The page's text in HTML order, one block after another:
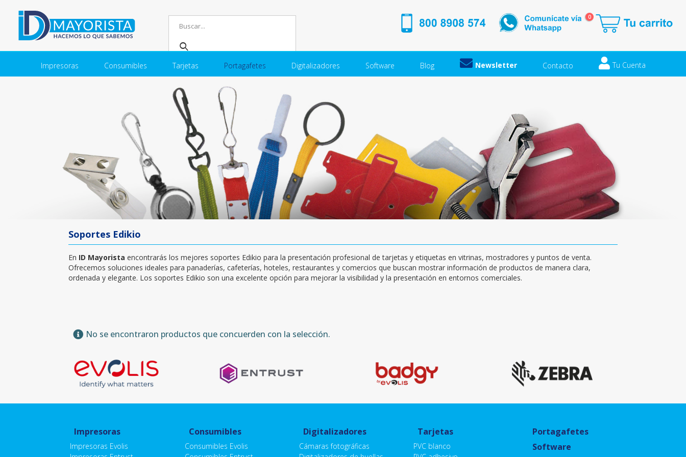
0
Impresoras Consumibles Tarjetas Portagafetes Digitalizadores Software Blog Newsletter Contacto Tu Cuenta
Soportes Edikio
En ID Mayorista encontrarás los mejores soportes Edikio para la presentación profesional de tarjetas y etiquetas en vitrinas, mostradores y puntos de venta.
Ofrecemos soluciones ideales para panaderías, cafeterías, hoteles, restaurantes y comercios que buscan mostrar información de productos de manera clara,
ordenada y elegante. Los soportes Edikio son una excelente opción para mejorar la visibilidad y la presentación en entornos comerciales.
No se encontraron productos que concuerden con la selección.
Impresoras
Impresoras Evolis
Consumibles
Consumibles Evolis
Digitalizadores
Cámaras fotográficas
Tarjetas
PVC blanco
Portagafetes
Software